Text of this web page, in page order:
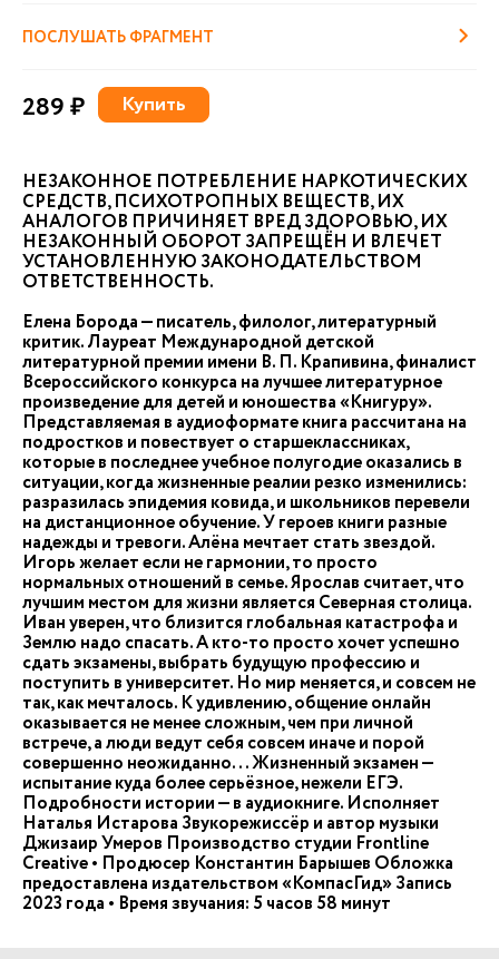
ПОСЛУШАТЬ ФРАГМЕНТ
289 ₽ Купить
НЕЗАКОННОЕ ПОТРЕБЛЕНИЕ НАРКОТИЧЕСКИХ
СРЕДСТВ, ПСИХОТРОПНЫХ ВЕЩЕСТВ, ИХ
АНАЛОГОВ ПРИЧИНЯЕТ ВРЕД ЗДОРОВЬЮ, ИХ
НЕЗАКОННЫЙ ОБОРОТ ЗАПРЕЩЁН И ВЛЕЧЕТ
УСТАНОВЛЕННУЮ ЗАКОНОДАТЕЛЬСТВОМ
ОТВЕТСТВЕННОСТЬ.
Елена Борода — писатель, филолог, литературный
критик. Лауреат Международной детской
литературной премии имени В. П. Крапивина, финалист
Всероссийского конкурса на лучшее литературное
произведение для детей и юношества «Книгуру».
Представляемая в аудиоформате книга рассчитана на
подростков и повествует о старшеклассниках,
которые в последнее учебное полугодие оказались в
ситуации, когда жизненные реалии резко изменились:
разразилась эпидемия ковида, и школьников перевели
на дистанционное обучение. У героев книги разные
надежды и тревоги. Алёна мечтает стать звездой.
Игорь желает если не гармонии, то просто
нормальных отношений в семье. Ярослав считает, что
лучшим местом для жизни является Северная столица.
Иван уверен, что близится глобальная катастрофа и
Землю надо спасать. А кто-то просто хочет успешно
сдать экзамены, выбрать будущую профессию и
поступить в университет. Но мир меняется, и совсем не
так, как мечталось. К удивлению, общение онлайн
оказывается не менее сложным, чем при личной
встрече, а люди ведут себя совсем иначе и порой
совершенно неожиданно... Жизненный экзамен —
испытание куда более серьёзное, нежели ЕГЭ.
Подробности истории — в аудиокниге. Исполняет
Наталья Истарова Звукорежиссёр и автор музыки
Джизаир Умеров Производство студии Frontline
Creative • Продюсер Константин Барышев Обложка
предоставлена издательством «КомпасГид» Запись
2023 года • Время звучания: 5 часов 58 минут